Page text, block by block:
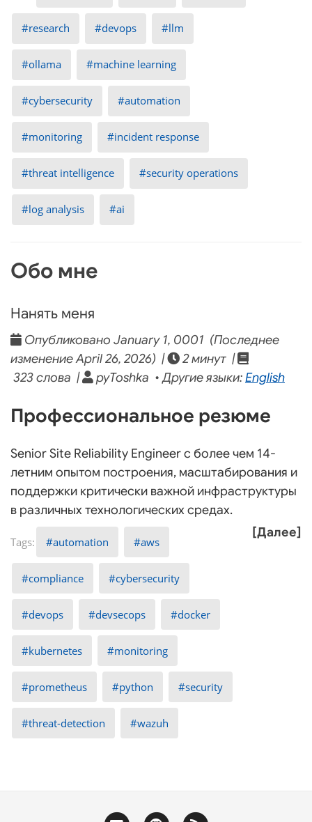
research devops llm
ollama machine learning
cybersecurity automation
monitoring incident response
threat intelligence security operations
log analysis ai
Обо мне
Нанять меня
Опубликовано January 1, 0001 (Последнее
изменение April 26, 2026) |
2 минут |
323 слова |
pyToshka • Другие языки:English
Профессиональное резюме
Senior Site Reliability Engineer с более чем 14-
летним опытом построения, масштабирования и
поддержки критически важной инфраструктуры
в различных технологических средах.
[Далее]
automation aws
compliance cybersecurity
devops devsecops docker
kubernetes monitoring
prometheus python security
threat-detection wazuh